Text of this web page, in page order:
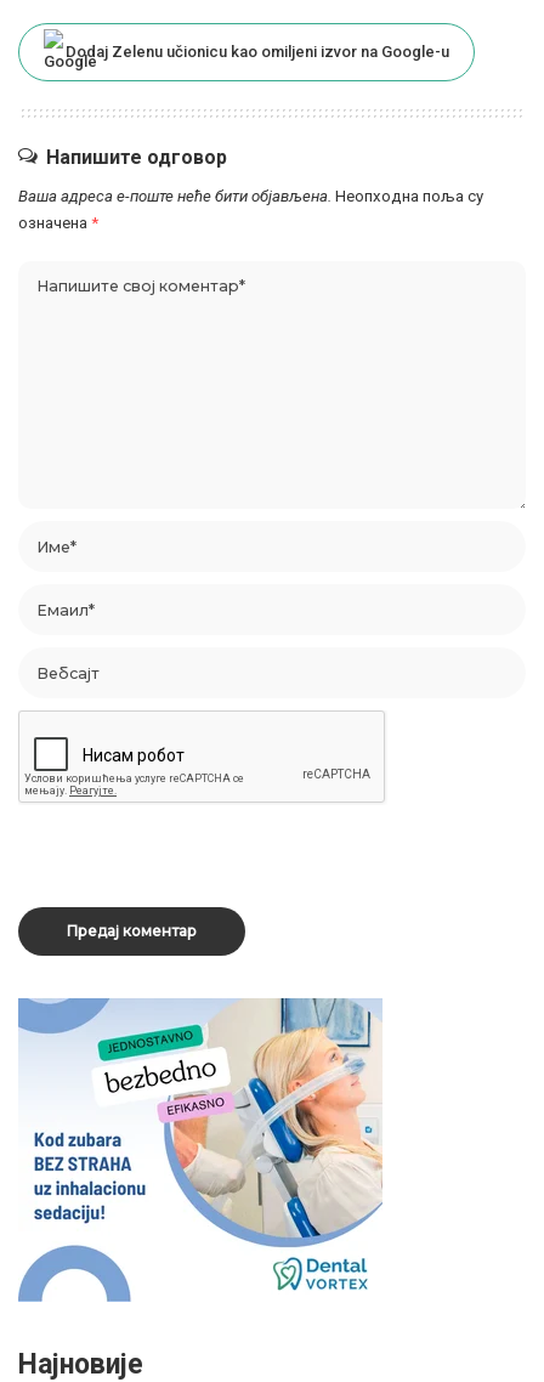
Dodaj Zelenu učionicu kao omiljeni izvor na Google-u
Напишите одговор
Ваша адреса е-поште неће бити објављена. Неопходна поља су
означена *
Најновије